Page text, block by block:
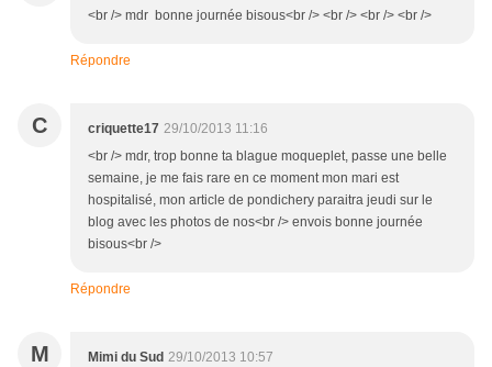
<br /> mdr bonne journée bisous<br /> <br /> <br /> <br />
Répondre
C criquette17 29/10/2013 11:16
<br /> mdr, trop bonne ta blague moqueplet, passe une belle
semaine, je me fais rare en ce moment mon mari est
hospitalisé, mon article de pondichery paraitra jeudi sur le
blog avec les photos de nos<br /> envois bonne journée
bisous<br />
Répondre
M Mimi du Sud 29/10/2013 10:57